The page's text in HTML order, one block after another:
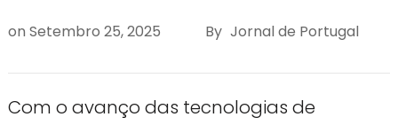
on Setembro 25, 2025 By Jornal de Portugal
Com o avanço das tecnologias de